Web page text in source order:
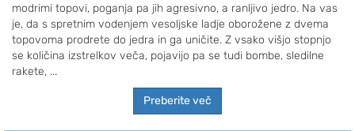
modrimi topovi, poganja pa jih agresivno, a ranljivo jedro. Na vas
je, da s spretnim vodenjem vesoljske ladje oborožene z dvema
topovoma prodrete do jedra in ga uničite. Z vsako višjo stopnjo
se količina izstrelkov veča, pojavijo pa se tudi bombe, sledilne
rakete, ...
Preberite več